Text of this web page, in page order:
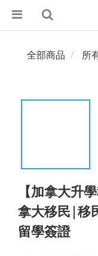
全部商品 所
【加拿大升
拿大移民|移
留學簽證